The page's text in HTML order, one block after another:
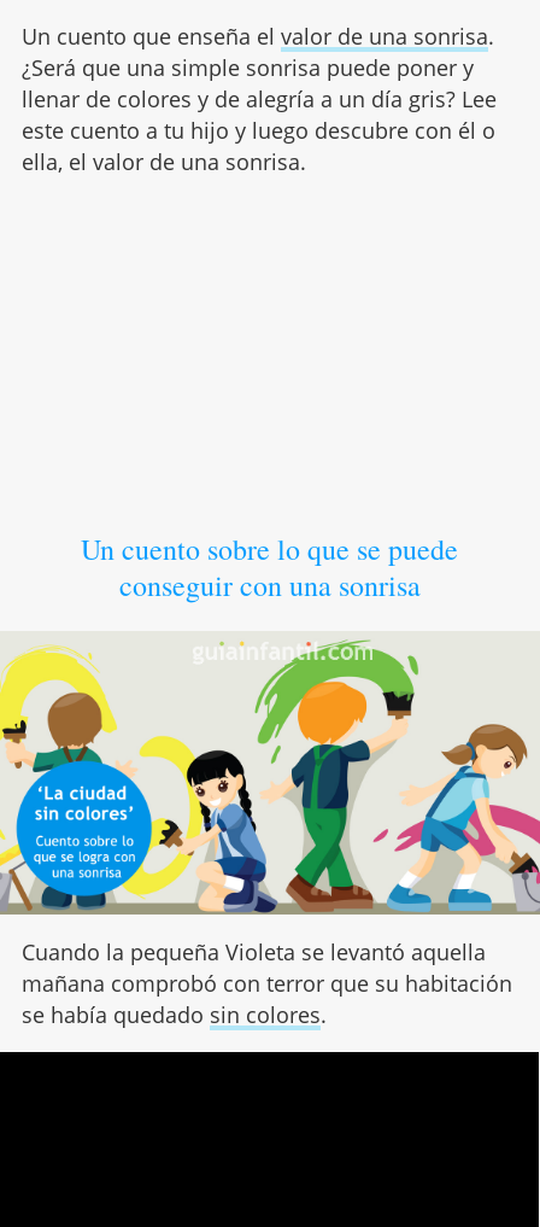
Un cuento que enseña el valor de una sonrisa.
¿Será que una simple sonrisa puede poner y
llenar de colores y de alegría a un día gris? Lee
este cuento a tu hijo y luego descubre con él o
ella, el valor de una sonrisa.
Un cuento sobre lo que se puede
conseguir con una sonrisa
Cuando la pequeña Violeta se levantó aquella
mañana comprobó con terror que su habitación
se había quedado sin colores.